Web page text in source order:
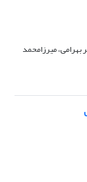
بهرامی، میرزامحمد